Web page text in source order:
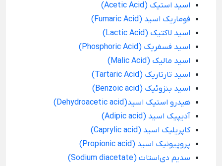
اسید استیک (Acetic Acid)
فوماریک اسید (Fumaric Acid)
اسید لاکتیک (Lactic Acid)
اسید فسفریک (Phosphoric Acid)
اسید مالیک (Malic Acid)
اسید تارتاریک (Tartaric Acid)
اسید بنزوئیک (Benzoic acid)
هیدرو استیک اسید(Dehydroacetic acid)
آدیپیک اسید (Adipic acid)
کاپریلیک اسید (Caprylic acid)
پروپیونیک اسید (Propionic acid)
سدیم دی‌استات (Sodium diacetate)